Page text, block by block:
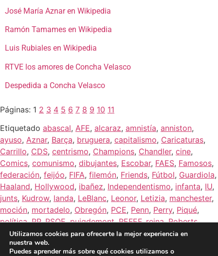
José María Aznar en Wikipedia
Ramón Tamames en Wikipedia
Luis Rubiales en Wikipedia
RTVE los amores de Concha Velasco
Despedida a Concha Velasco
Páginas: 1 2 3 4 5 6 7 8 9 10 11
Etiquetado abascal, AFE, alcaraz, amnistía, anniston,
ayuso, Aznar, Barça, bruguera, capitalismo, Caricaturas,
Carrillo, CDS, centrismo, Champions, Chandler, cine,
Comics, comunismo, dibujantes, Escobar, FAES, Famosos,
federación, feijóo, FIFA, filemón, Friends, Fútbol, Guardiola,
Haaland, Hollywood, ibañez, Independentismo, infanta, IU,
junts, Kudrow, landa, LeBlanc, Leonor, Letizia, manchester,
moción, mortadelo, Obregón, PCE, Penn, Perry, Piqué,
política,PP,PSOE,puigdemont,REFEF,reina,Roberts,
rompetechos,rubiales, sacarino, sánchez,Schwimmer
selleck,Shakira
Utilizamos cookies para ofrecerte la mejor experiencia en
nuestra web.
Puedes aprender más sobre qué cookies utilizamos o